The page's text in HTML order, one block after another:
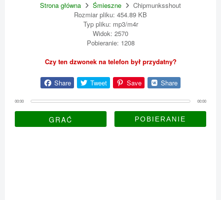
Strona główna Śmieszne
Chipmunksshout
Rozmiar pliku: 454.89 KB
Typ pliku: mp3/m4r
Widok: 2570
Pobieranie: 1208
Czy ten dzwonek na telefon był przydatny?
Share Tweet Save Share
00:00 00:00
GRAĆ